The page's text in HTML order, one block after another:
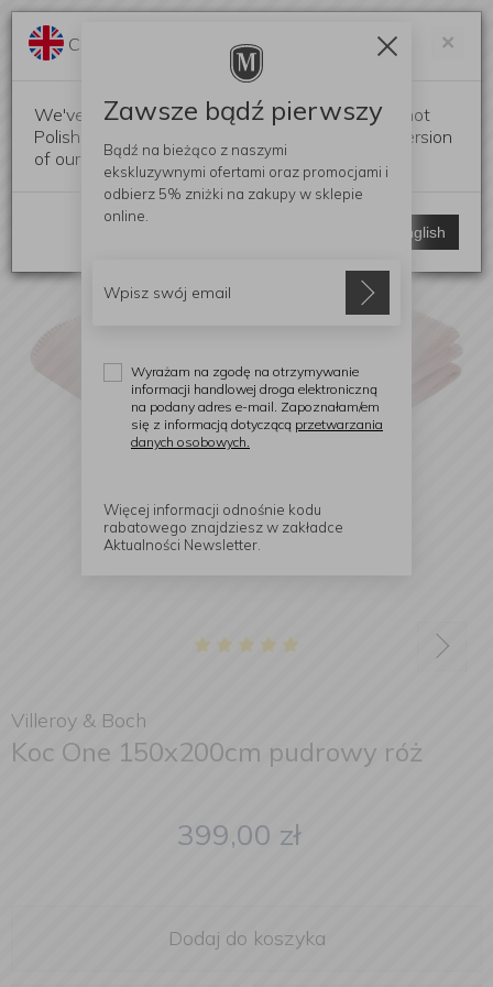
Villeroy & Boch
Koc One 150x200cm pudrowy róż
399,00 zł
Dodaj do koszyka
×
Change language?
We've detected that your browser language is not
Polish. Would you like to switch to the English version
of our website?
Switch to English
Zawsze bądź pierwszy
Bądź na bieżąco z naszymi
ekskluzywnymi ofertami oraz promocjami i
odbierz 5% zniżki na zakupy w sklepie
online.
Wyrażam na zgodę na otrzymywanie
informacji handlowej droga elektroniczną
na podany adres e-mail. Zapoznałam/em
się z informacją dotyczącą przetwarzania
danych osobowych.
Więcej informacji odnośnie kodu
rabatowego znajdziesz w zakładce
Aktualności Newsletter.